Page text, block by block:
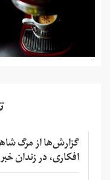
گزارش‌ها از مرگ
افکاری، در زندان